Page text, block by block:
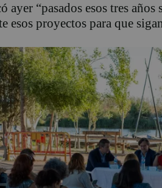
ayer “pasados esos tres años
esos proyectos para que